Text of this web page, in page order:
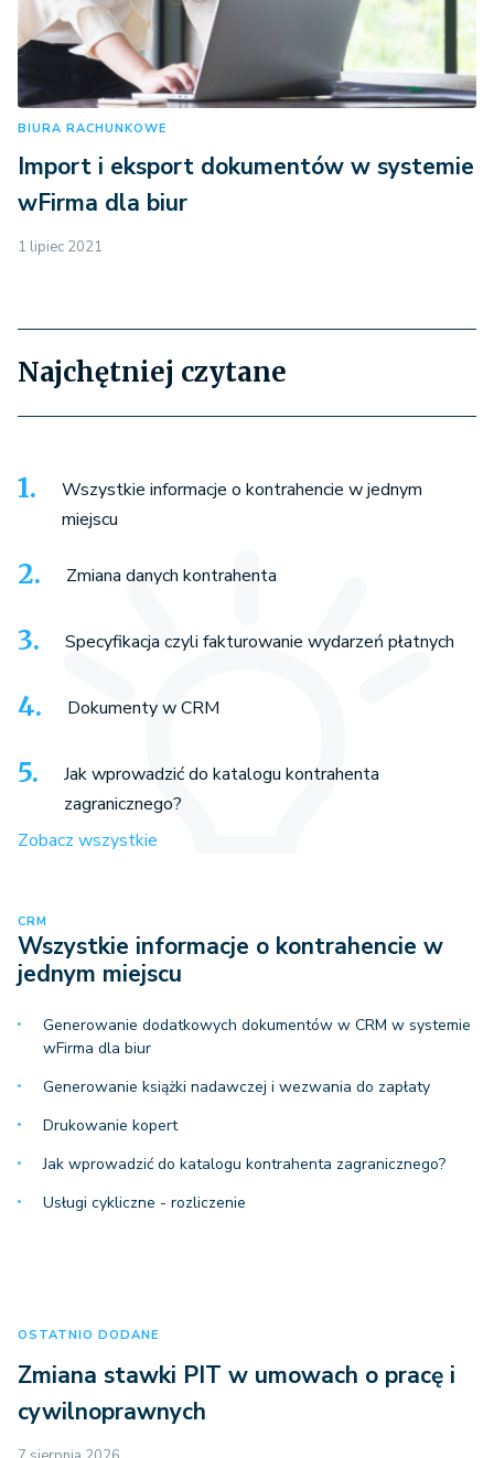
BIURA RACHUNKOWE
Import i eksport dokumentów w systemie
wFirma dla biur
1 lipiec 2021
Najchętniej czytane
Wszystkie informacje o kontrahencie w jednym
miejscu
Zmiana danych kontrahenta
Specyfikacja czyli fakturowanie wydarzeń płatnych
Dokumenty w CRM
Jak wprowadzić do katalogu kontrahenta
zagranicznego?
Zobacz wszystkie
CRM
Wszystkie informacje o kontrahencie w
jednym miejscu
Generowanie dodatkowych dokumentów w CRM w systemie
wFirma dla biur
Generowanie książki nadawczej i wezwania do zapłaty
Drukowanie kopert
Jak wprowadzić do katalogu kontrahenta zagranicznego?
Usługi cykliczne - rozliczenie
OSTATNIO DODANE
Zmiana stawki PIT w umowach o pracę i
cywilnoprawnych